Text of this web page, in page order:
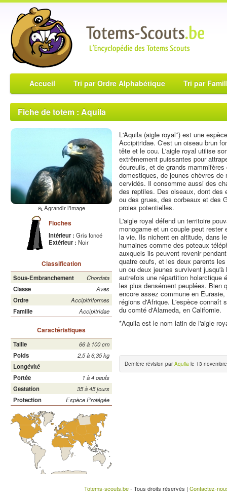
Accueil Tri par Ordre Alphabétique Tri par
Fiche de totem : Aquila
Agrandir l'image
Floches
Intérieur : Gris foncé
Extérieur : Noir
Classification
Sous-Embranchement
Chordata
Classe
Aves
Ordre
Accipitriformes
Famille
Accipitridae
Caractéristiques
Taille
66 à 100 cm
Poids
2,5 à 6,35 kg
Longévité
Portée
1 à 4 oeufs
Gestation
35 à 45 jours
Protection
Espèce Protégée
L'Aquila (aigle royal*) est une
Accipitridae. C'est un oiseau brun
tête et le cou. L'aigle royal utilise
extrêmement puissantes pour
écureuils, et de grands
domestiques, de jeunes chèvres
cervidés. Il consomme aussi des
des reptiles. Des oiseaux, dont des
ou des grues, des corbeaux et des
proies potentielles.
L'aigle royal défend un territoire
monogame et un couple peut
la vie. Ils nichent en altitude, dans
humaines comme des poteaux
auxquels ils peuvent revenir
quatre œufs, et les deux parents
un ou deux jeunes survivent
autrefois une répartition holarctique
les plus densément peuplées. Bien
encore assez commune en
régions d'Afrique. L'espèce connaît
du comté d'Alameda, en Californie.
*Aquila est le nom latin de l'aigle
Dernière révision parAquila le 13
Totems-scouts.be- Tous droits réservés | Contactez-